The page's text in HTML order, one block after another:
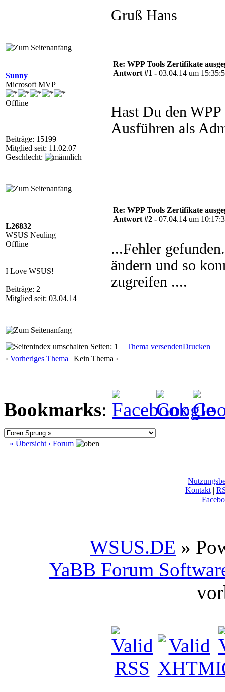
Gruß Hans
Sunny
Microsoft MVP
Offline
Beiträge: 15199
Mitglied seit: 11.02.07
Geschlecht:
Re: WPP Tools Zertifikate
Antwort #1 - 03.04.14 um
Hast Du den
Ausführen als
L26832
WSUS Neuling
Offline
I Love WSUS!
Beiträge: 2
Mitglied seit: 03.04.14
Re: WPP Tools Zertifikate
Antwort #2 - 07.04.14 um
...Fehler
ändern und so
zugreifen ....
Seiten: 1 Thema versendenDrucken
‹ Vorheriges Thema | Kein Thema ›
Bookmarks:
« Übersicht ‹ Forum
Kontakt|
WSUS.DE »
YaBB Forum